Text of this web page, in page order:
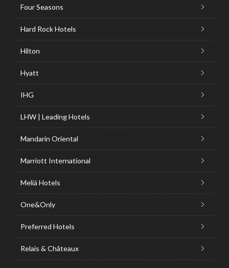
Four Seasons
Hard Rock Hotels
Hilton
Hyatt
IHG
LHW | Leading Hotels
Mandarin Oriental
Marriott International
Meliá Hotels
One&Only
Preferred Hotels
Relais & Châteaux